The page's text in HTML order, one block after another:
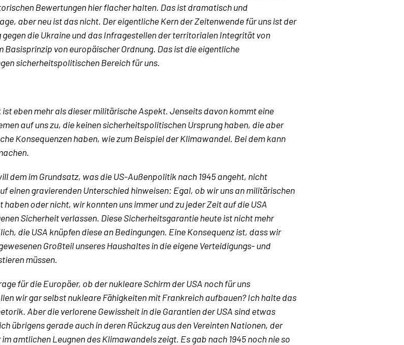
Bewertungen hier flacher halten. Das ist dramatisch und
aber neu ist das nicht. Der eigentliche Kern der Zeitenwende für uns ist der
die Ukraine und das Infragestellen der territorialen Integrität von
Basisprinzip von europäischer Ordnung. Das ist die eigentliche
sicherheitspolitischen Bereich für uns.
eben mehr als dieser militärische Aspekt. Jenseits davon kommt eine
auf uns zu, die keinen sicherheitspolitischen Ursprung haben, die aber
Konsequenzen haben, wie zum Beispiel der Klimawandel. Bei dem kann
dem im Grundsatz, was die US-Außenpolitik nach 1945 angeht, nicht
einen gravierenden Unterschied hinweisen: Egal, ob wir uns an militärischen
oder nicht, wir konnten uns immer und zu jeder Zeit auf die USA
Sicherheit verlassen. Diese Sicherheitsgarantie heute ist nicht mehr
die USA knüpfen diese an Bedingungen. Eine Konsequenz ist, dass wir
Großteil unseres Haushaltes in die eigene Verteidigungs- und
müssen.
für die Europäer, ob der nukleare Schirm der USA noch für uns
wir gar selbst nukleare Fähigkeiten mit Frankreich aufbauen? Ich halte das
Aber die verlorene Gewissheit in die Garantien der USA sind etwas
übrigens gerade auch in deren Rückzug aus den Vereinten Nationen, der
amtlichen Leugnen des Klimawandels zeigt. Es gab nach 1945 noch nie so